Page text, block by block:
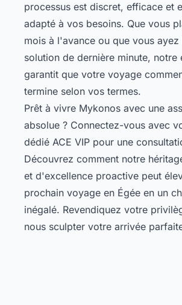
processus est discret, efficace et
adapté à vos besoins. Que vous
mois à l'avance ou que vous
solution de dernière minute, notre
garantit que votre voyage
termine selon vos termes.
Prêt à vivre Mykonos avec une
absolue ? Connectez-vous avec
dédié ACE VIP pour une
Découvrez comment notre
et d'excellence proactive peut
prochain voyage en Égée en un
inégalé. Revendiquez votre
nous sculpter votre arrivée